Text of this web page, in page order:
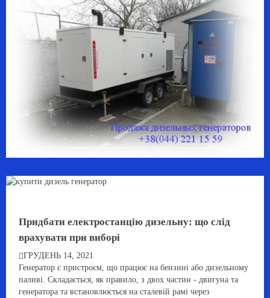
Придбати електростанцію дизельну: що слід
врахувати при виборі
ГРУДЕНЬ 14, 2021
Генератор є пристроєм, що працює на бензині або дизельному
паливі. Складається, як правило, з двох частин - двигуна та
генератора та встановлюється на сталевій рамі через